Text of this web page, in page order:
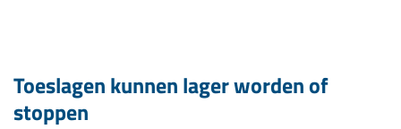
Toeslagen kunnen lager worden of
stoppen